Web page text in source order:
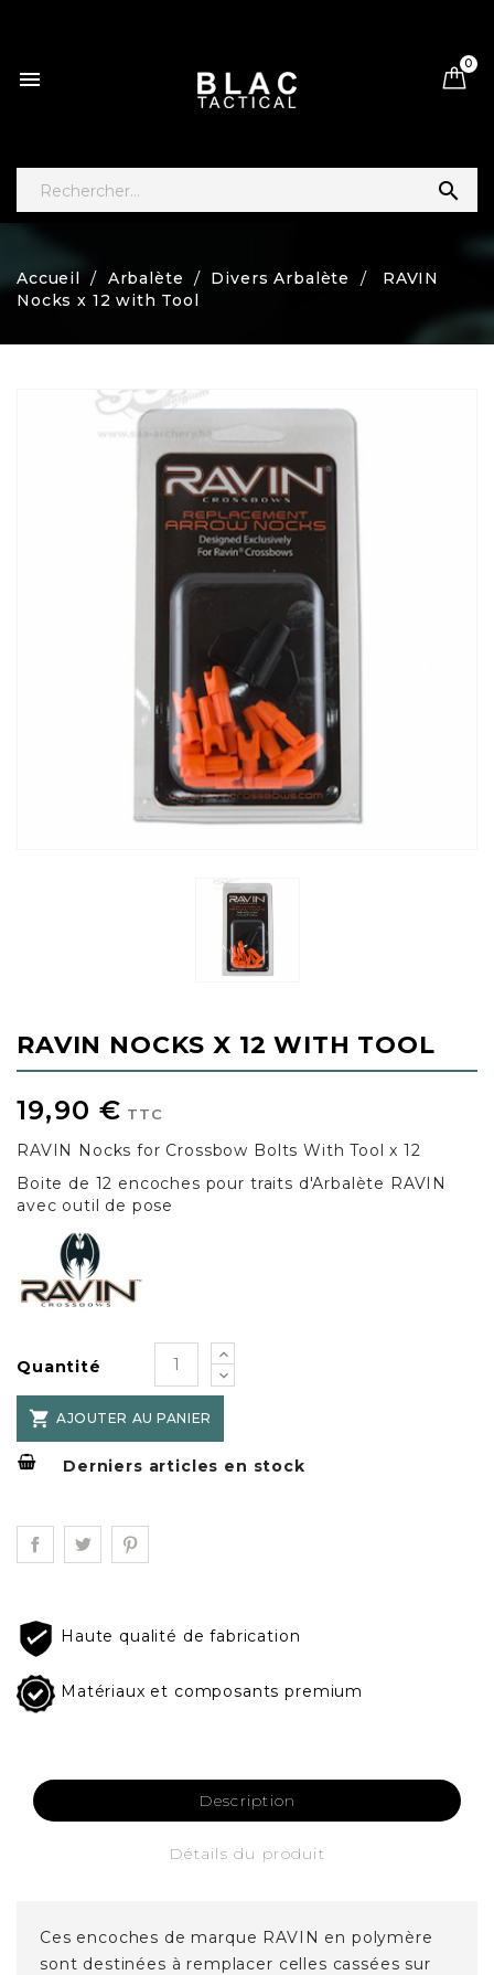

0

Accueil Arbalète Divers Arbalète
RAVIN
Nocks x 12 with Tool
RAVIN NOCKS X 12 WITH TOOL
19,90 € TTC
RAVIN Nocks for Crossbow Bolts With Tool x 12
Boite de 12 encoches pour traits d'Arbalète RAVIN
avec outil de pose
Quantité
 AJOUTER AU PANIER
Derniers articles en stock
Haute qualité de fabrication
Matériaux et composants premium
Description
Détails du produit
Ces encoches de marque RAVIN en polymère
sont destinées à remplacer celles cassées sur